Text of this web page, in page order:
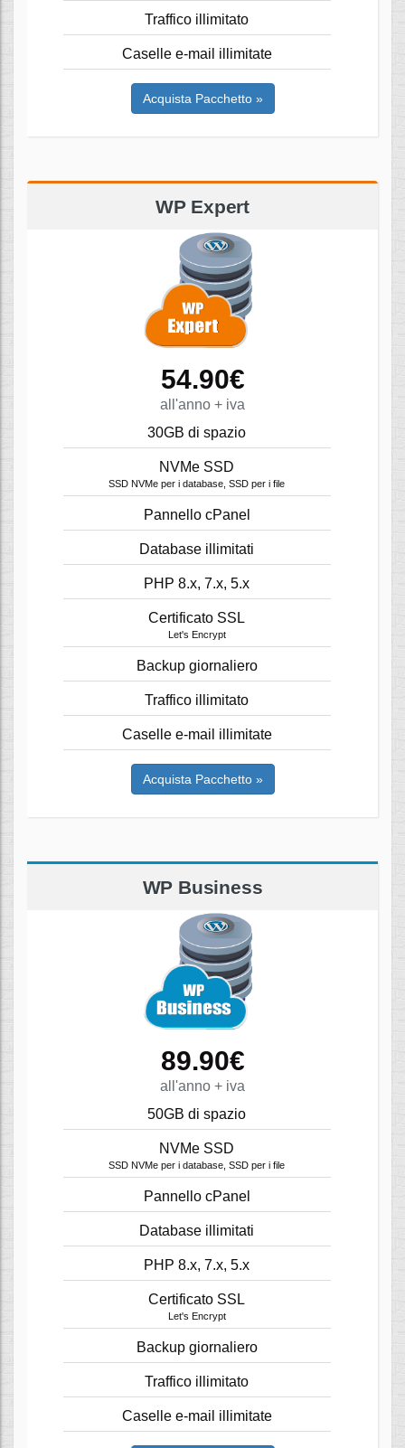
Traffico illimitato
Caselle e-mail illimitate
Acquista Pacchetto »
WP Expert
54.90€
all'anno + iva
30GB di spazio
NVMe SSD
SSD NVMe per i database, SSD per i file
Pannello cPanel
Database illimitati
PHP 8.x, 7.x, 5.x
Certificato SSL
Let's Encrypt
Backup giornaliero
Traffico illimitato
Caselle e-mail illimitate
Acquista Pacchetto »
WP Business
89.90€
all'anno + iva
50GB di spazio
NVMe SSD
SSD NVMe per i database, SSD per i file
Pannello cPanel
Database illimitati
PHP 8.x, 7.x, 5.x
Certificato SSL
Let's Encrypt
Backup giornaliero
Traffico illimitato
Caselle e-mail illimitate